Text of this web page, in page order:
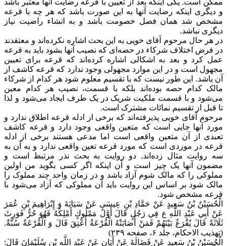
و دیگری اینکه رضایت آنها به این صورت باشد که هر چه با قرعه
مشخص شد همان فصل خصومت باشد و به انشاء راضیت نیاز
دیگری نباشد.
در هر حال مرحوم آقای خویی به این بحث اشاره نکرده‌اند و معتقدند
در فرض اختلاف شرکاء در حصه‌ای که نصیب آنها بشود باید به قرعه
عمل کرد و بعد به اشکالی اشاره کرده‌اند که قرعه برای تعیین
مجهول است و در این موارد مجهولی وجود ندارد که قرعه کاشف از
آن باشد. این طور نیست که با تقسیم معلوم شود هر کدام از شرکاء
مالک کدام حصه بوده‌اند بلکه با قسمت، نصیب هر کدام معین
می‌شود و با قسمت ملکیت شریک در یک طرف ایجاد می‌شود و لذا
تا قبل از تقسیم نمائات مشترک است.
مرحوم آقای خویی پذیرفته‌اند که برخی از ادله قرعه اطلاق ندارد و
مورد آنها جایی است که متعین واقعی وجود دارد و قرعه کاشف
تعبدی از آن متعین واقعی است اما مدعی هستند برخی از ادله
قرعه در موردی است که مورد قرعه تعین واقعی ندارد و به آن به
سه روایت مثال زده‌اند. دو روایت به بحث نذر مرتبط است و
مضمون آنها یک چیز است و آن اینکه اگر کسی بگوید من اولین
مملوکی را که مالک شوم آزاد باشد و در زمان واحد چند مملوک را
مالک شود بر اساس این روایت باید آن مملوکی که آزاد می‌شود با
قرعه مشخص شود.
الْحُسَيْنُ بْنُ سَعِيدٍ عَنْ حَمَّادِ بْنِ عِيسَى عَنْ سَيَابَةَ وَ إِبْرَاهِيمَ بْنِ عُمَرَ
عَنْ أَبِي عَبْدِ اللَّهِ ع فِي رَجُلٍ قَالَ أَوَّلُ مَمْلُوكٍ أَمْلِكُهُ فَهُوَ حُرٌّ فَوَرِثَ
ثَلَاثَةً قَالَ يُقْرَعُ بَيْنَهُمْ فَمَنْ أَصَابَتْهُ الْقُرْعَةُ أُعْتِقَ قَالَ وَ الْقُرْعَةُ سُنَّةٌ.
(تهذیب الاحکام، جلد ۶، صفحه ۲۳۹)
الْحُسَيْنُ بْنُ سَعِيدٍ عَنْ فَضَالَةَ عَنْ أَبَانٍ عَنْ عَبْدِ اللَّهِ بْنِ سُلَيْمَانَ قَالَ: